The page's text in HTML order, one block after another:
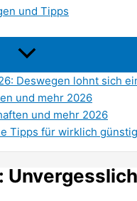
und Tipps
Deswegen lohnt sich
und mehr 2026
und mehr 2026
Tipps für wirklich